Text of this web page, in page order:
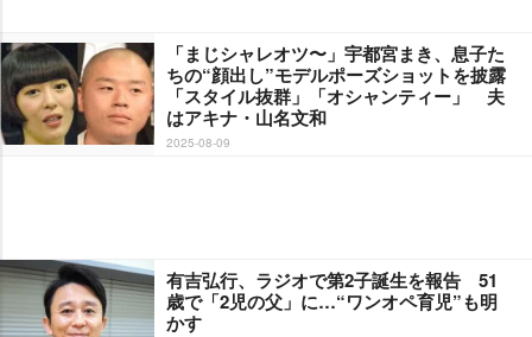
「まじシャレオツ〜」宇都宮まき、息子た
ちの“顔出し”モデルポーズショットを披露
「スタイル抜群」「オシャンティー」 夫
はアキナ・山名文和
2025-08-09
有吉弘行、ラジオで第2子誕生を報告 51
歳で「2児の父」に…“ワンオペ育児”も明
かす